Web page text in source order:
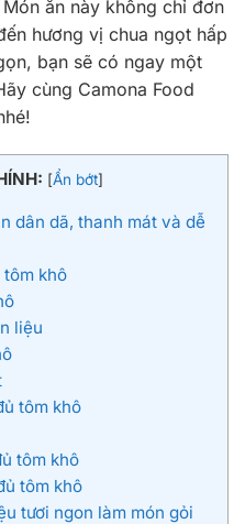
ăn này không chỉ đơn
hương vị chua ngọt hấp
bạn sẽ có ngay một
cùng Camona Food
[Ẩn bớt]
dân dã, thanh mát và dễ
khô
liệu
tôm khô
tôm khô
tôm khô
tươi ngon làm món gỏi